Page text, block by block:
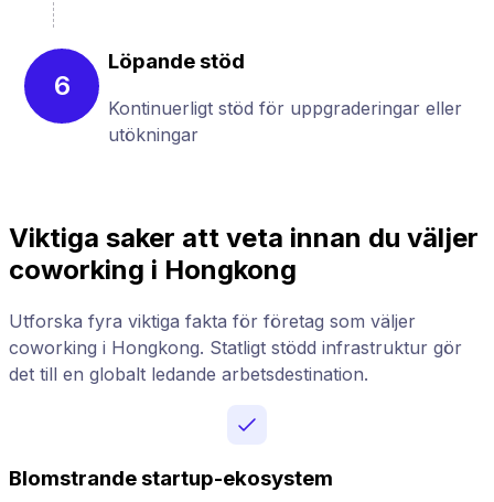
6
Löpande stöd
Kontinuerligt stöd för uppgraderingar eller
utökningar
Viktiga saker att veta innan du väljer
coworking i Hongkong
Utforska fyra viktiga fakta för företag som väljer
coworking i Hongkong. Statligt stödd infrastruktur gör
det till en globalt ledande arbetsdestination.
Blomstrande startup-ekosystem